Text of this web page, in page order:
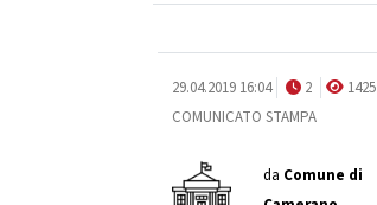
29.04.2019 16:04 2
1425
COMUNICATO STAMPA
da Comune di